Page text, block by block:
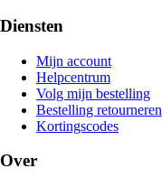
Diensten
Mijn account
Helpcentrum
Volg mijn bestelling
Bestelling retourneren
Kortingscodes
Over